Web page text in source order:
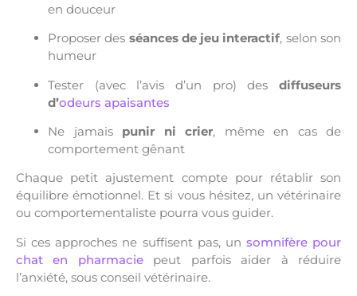
en douceur
Proposer des séances de jeu interactif, selon son
humeur
Tester (avec l’avis d’un pro) des diffuseurs
d’odeurs apaisantes
Ne jamais punir ni crier, même en cas de
comportement gênant
Chaque petit ajustement compte pour rétablir son
équilibre émotionnel. Et si vous hésitez, un vétérinaire
ou comportementaliste pourra vous guider.
Si ces approches ne suffisent pas, un somnifère pour
chat en pharmaciepeut parfois aider à réduire
l’anxiété, sous conseil vétérinaire.